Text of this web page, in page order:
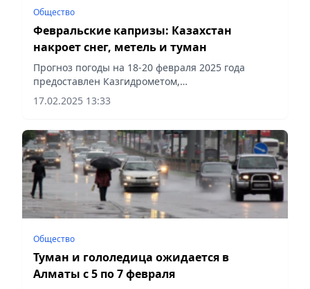
Общество
Февральские капризы: Казахстан
накроет снег, метель и туман
Прогноз погоды на 18-20 февраля 2025 года
предоставлен Казгидрометом,
сообщает Vecher.kz.
17.02.2025 13:33
Общество
Туман и гололедица ожидается в
Алматы с 5 по 7 февраля